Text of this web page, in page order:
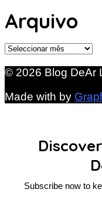
Arquivo
Arquivo
© 2026 Blog DeAr
Made with by
Subscribe now to